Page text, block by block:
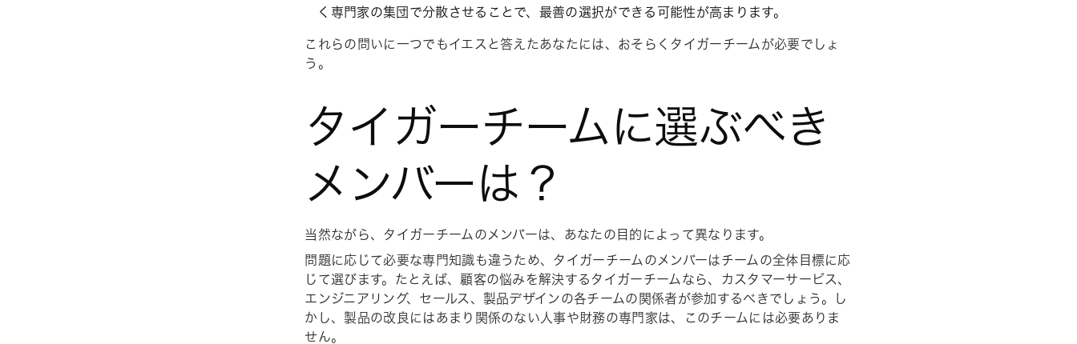
く専門家の集団で分散させることで、最善の選択ができる可能性が高まります。
これらの問いに一つでもイエスと答えたあなたには、おそらくタイガーチームが必要でしょ
う。
タイガーチームに選ぶべき
メンバーは？
当然ながら、タイガーチームのメンバーは、あなたの目的によって異なります。
問題に応じて必要な専門知識も違うため、タイガーチームのメンバーはチームの全体目標に応
じて選びます。たとえば、顧客の悩みを解決するタイガーチームなら、カスタマーサービス、
エンジニアリング、セールス、製品デザインの各チームの関係者が参加するべきでしょう。し
かし、製品の改良にはあまり関係のない人事や財務の専門家は、このチームには必要ありま
せん。